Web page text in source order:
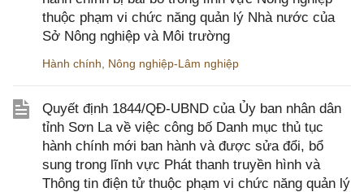
thuộc phạm vi chức năng quản lý Nhà nước của
Sở Nông nghiệp và Môi trường
Hành chính Nông nghiệp-Lâm nghiệp
Quyết định 1844/QĐ-UBND của Ủy ban nhân dân
tỉnh Sơn La về việc công bố Danh mục thủ tục
hành chính mới ban hành và được sửa đổi, bổ
sung trong lĩnh vực Phát thanh truyền hình và
Thông tin điện tử thuộc phạm vi chức năng quản lý